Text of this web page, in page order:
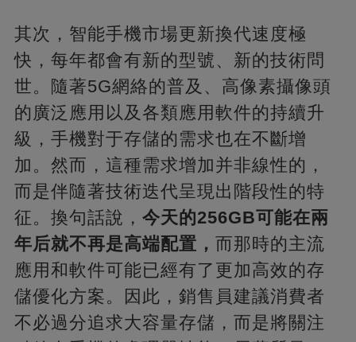
其次，智能手機市場更新換代速度極
快，每年都會有新的型號、新的技術問
世。隨著5G網絡的普及、高像素攝像頭
的廣泛應用以及各類應用軟件的持續升
級，手機對于存儲的需求也在不斷增
加。然而，這種需求增加并非線性的，
而是伴隨著技術迭代呈現出階段性的特
征。換句話說， 今天的256GB可能在兩
年后就不再是高端配置， 而那時的主流
應用和軟件可能已經有了更加高效的存
儲優化方案。因此，銷售員建議消費者
不必過分追求大容量存儲，而是將關注